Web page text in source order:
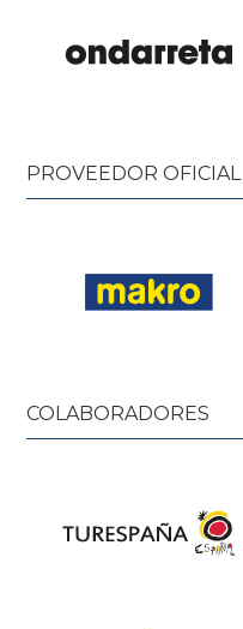
PROVEEDOR OFICIAL
COLABORADORES